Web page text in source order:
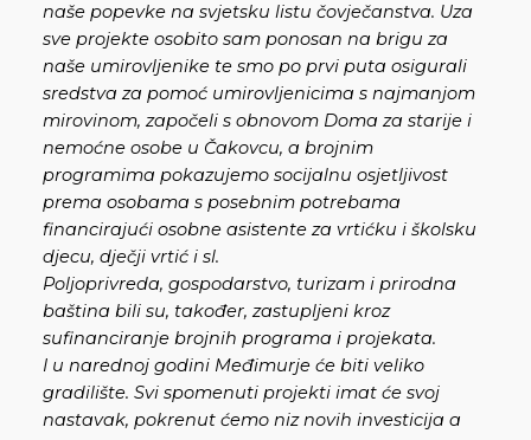
naše popevke na svjetsku listu čovječanstva. Uza
sve projekte osobito sam ponosan na brigu za
naše umirovljenike te smo po prvi puta osigurali
sredstva za pomoć umirovljenicima s najmanjom
mirovinom, započeli s obnovom Doma za starije i
nemoćne osobe u Čakovcu, a brojnim
programima pokazujemo socijalnu osjetljivost
prema osobama s posebnim potrebama
financirajući osobne asistente za vrtićku i školsku
djecu, dječji vrtić i sl.
Poljoprivreda, gospodarstvo, turizam i prirodna
baština bili su, također, zastupljeni kroz
sufinanciranje brojnih programa i projekata.
I u narednoj godini Međimurje će biti veliko
gradilište. Svi spomenuti projekti imat će svoj
nastavak, pokrenut ćemo niz novih investicija a